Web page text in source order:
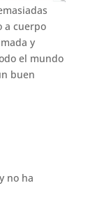
a cuerpo
y
el mundo
buen
no ha